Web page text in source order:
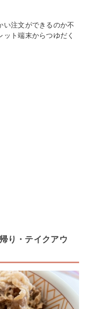
い注文ができるのか不
ト端末からつゆだく
り・テイクアウ